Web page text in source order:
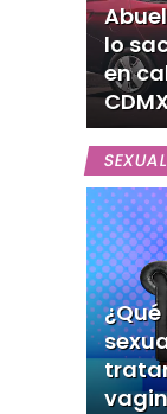
lo
en